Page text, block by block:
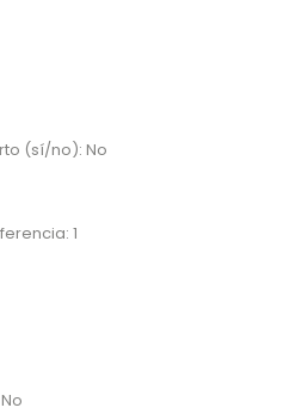
(sí/no): No
1